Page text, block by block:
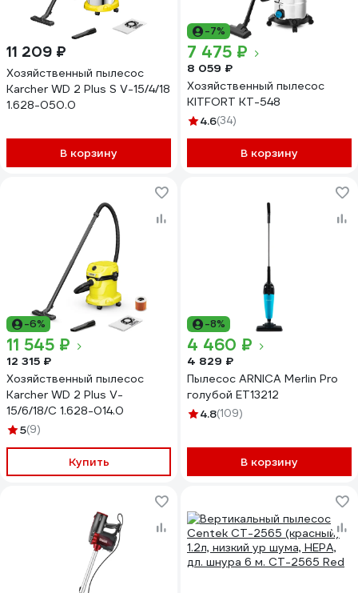
11 209 ₽
Хозяйственный пылесос
Karcher WD 2 Plus S V-15/4/18
1.628-050.0
В корзину
-7%
7 475 ₽
8 059 ₽
Хозяйственный пылесос
KITFORT КТ-548
4.6(34)
В корзину
-6%
11 545 ₽
12 315 ₽
Хозяйственный пылесос
Karcher WD 2 Plus V-
15/6/18/C 1.628-014.0
5(9)
Купить
-8%
4 460 ₽
4 829 ₽
Пылесос ARNICA Merlin Pro
голубой ET13212
4.8(109)
В корзину